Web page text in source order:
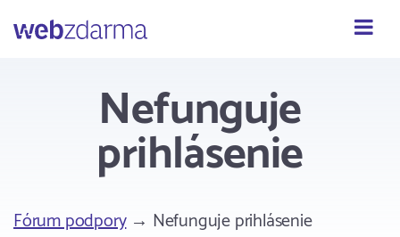
Webzdarma
Nefunguje
prihlásenie
Fórum podpory→ Nefunguje prihlásenie